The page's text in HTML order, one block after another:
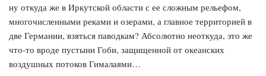
ну откуда же в Иркутской области с ее сложным рельефом,
многочисленными реками и озерами, а главное территорией в
две Германии, взяться паводкам? Абсолютно неоткуда, это же
что-то вроде пустыни Гоби, защищенной от океанских
воздушных потоков Гималаями…